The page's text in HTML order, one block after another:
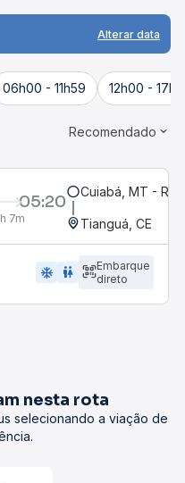
Alterar data
06h00 - 11h59 12h00 -
Recomendado
05:20
7m
Cuiabá, MT -
Tianguá, CE
ac_unit wc
Embarque
direto
nesta rota
selecionando a viação de